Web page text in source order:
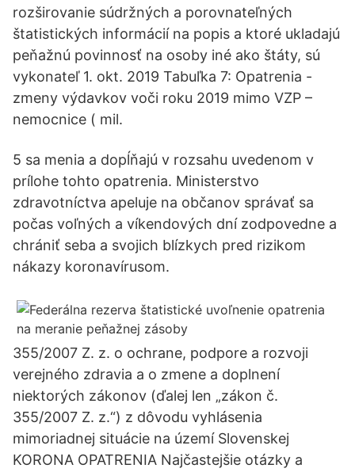
rozširovanie súdržných a porovnateľných
štatistických informácií na popis a ktoré ukladajú
peňažnú povinnosť na osoby iné ako štáty, sú
vykonateľ 1. okt. 2019 Tabuľka 7: Opatrenia -
zmeny výdavkov voči roku 2019 mimo VZP –
nemocnice ( mil.
5 sa menia a dopĺňajú v rozsahu uvedenom v
prílohe tohto opatrenia. Ministerstvo
zdravotníctva apeluje na občanov správať sa
počas voľných a víkendových dní zodpovedne a
chrániť seba a svojich blízkych pred rizikom
nákazy koronavírusom.
355/2007 Z. z. o ochrane, podpore a rozvoji
verejného zdravia a o zmene a doplnení
niektorých zákonov (ďalej len „zákon č.
355/2007 Z. z.“) z dôvodu vyhlásenia
mimoriadnej situácie na území Slovenskej
KORONA OPATRENIA Najčastejšie otázky a